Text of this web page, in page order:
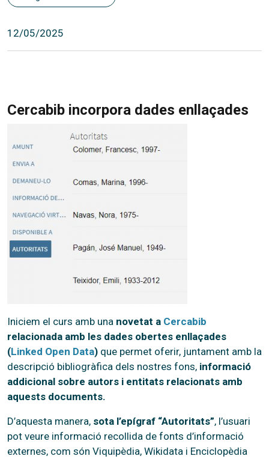
12/05/2025
Cercabib incorpora dades enllaçades
Iniciem el curs amb una novetat a Cercabib
relacionada amb les dades obertes enllaçades
(Linked Open Data) que permet oferir, juntament amb la
descripció bibliogràfica dels nostres fons, informació
addicional sobre autors i entitats relacionats amb
aquests documents.
D’aquesta manera, sota l’epígraf “Autoritats”, l’usuari
pot veure informació recollida de fonts d’informació
externes, com són Viquipèdia, Wikidata i Enciclopèdia